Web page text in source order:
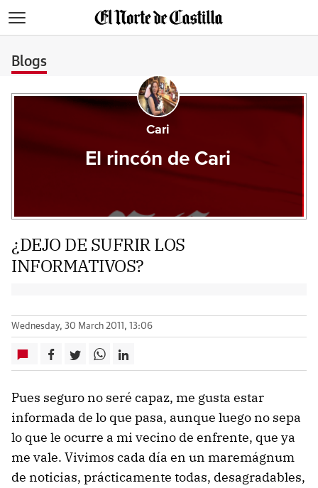
Blogs
Cari
El rincón de Cari
¿DEJO DE SUFRIR LOS
INFORMATIVOS?
Wednesday, 30 March 2011, 13:06
Pues seguro no seré capaz, me gusta estar
informada de lo que pasa, aunque luego no sepa
lo que le ocurre a mi vecino de enfrente, que ya
me vale. Vivimos cada día en un maremágnum
de noticias, prácticamente todas, desagradables,